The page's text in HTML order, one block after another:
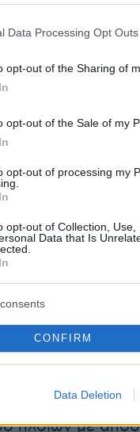
Data Processing Opt Outs
opt-out of the Sharing of
opt-out of the Sale of my
opt-out of processing my
opt-out of Collection,
Data that Is
CONFIRM
Data Deletion
συνάντησή τους.
στο
για το
-
άμεση
Bergamini,
όταν η
πώλησης μη
συμφωνία
πλοίων με